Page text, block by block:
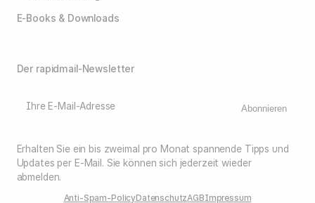
E-Books & Downloads
Der rapidmail-Newsletter
Ihre E-Mail-Adresse Abonnieren
Erhalten Sie ein bis zweimal pro Monat spannende Tipps und
Updates per E-Mail. Sie können sich jederzeit wieder
abmelden.
Anti-Spam-PolicyDatenschutzAGBImpressum